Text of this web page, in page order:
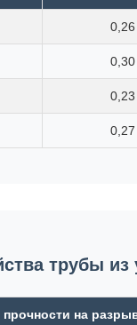
0,26
0,30
0,23
0,27
трубы из
прочности на